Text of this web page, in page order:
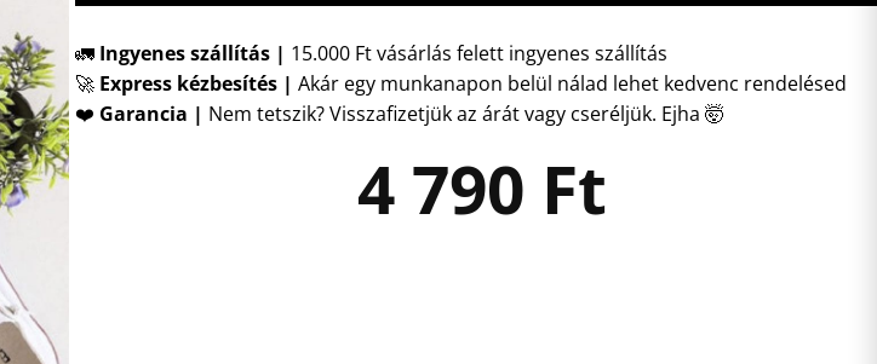
🚛 Ingyenes szállítás | 15.000 Ft vásárlás felett ingyenes szállítás
🚀 Express kézbesítés | Akár egy munkanapon belül nálad lehet kedvenc rendelésed
❤️ Garancia | Nem tetszik? Visszafizetjük az árát vagy cseréljük. Ejha 🤯
4 790 Ft